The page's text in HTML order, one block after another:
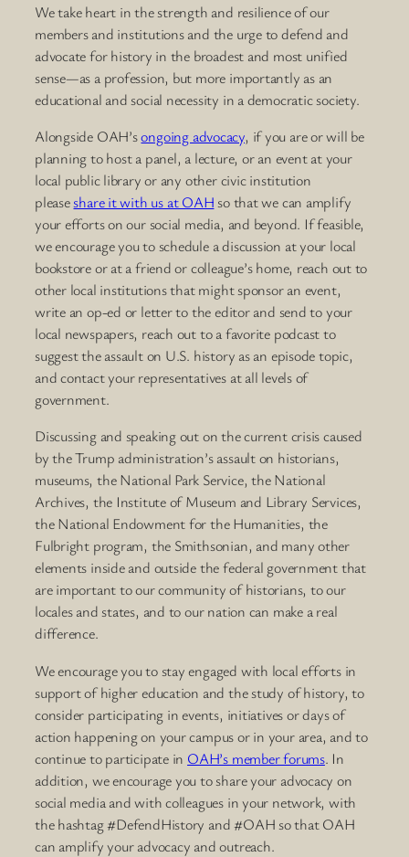
We take heart in the strength and resilience of our
members and institutions and the urge to defend and
advocate for history in the broadest and most unified
sense—as a profession, but more importantly as an
educational and social necessity in a democratic society.
Alongside OAH’songoing advocacy, if you are or will be
planning to host a panel, a lecture, or an event at your
local public library or any other civic institution
pleaseshare it with us at OAHso that we can amplify
your efforts on our social media, and beyond. If feasible,
we encourage you to schedule a discussion at your local
bookstore or at a friend or colleague’s home, reach out to
other local institutions that might sponsor an event,
write an op-ed or letter to the editor and send to your
local newspapers, reach out to a favorite podcast to
suggest the assault on U.S. history as an episode topic,
and contact your representatives at all levels of
government.
Discussing and speaking out on the current crisis caused
by the Trump administration’s assault on historians,
museums, the National Park Service, the National
Archives, the Institute of Museum and Library Services,
the National Endowment for the Humanities, the
Fulbright program, the Smithsonian, and many other
elements inside and outside the federal government that
are important to our community of historians, to our
locales and states, and to our nation can make a real
difference.
We encourage you to stay engaged with local efforts in
support of higher education and the study of history, to
consider participating in events, initiatives or days of
action happening on your campus or in your area, and to
continue to participate in OAH’s member forums. In
addition, we encourage you to share your advocacy on
social media and with colleagues in your network, with
the hashtag #DefendHistory and #OAH so that OAH
can amplify your advocacy and outreach.